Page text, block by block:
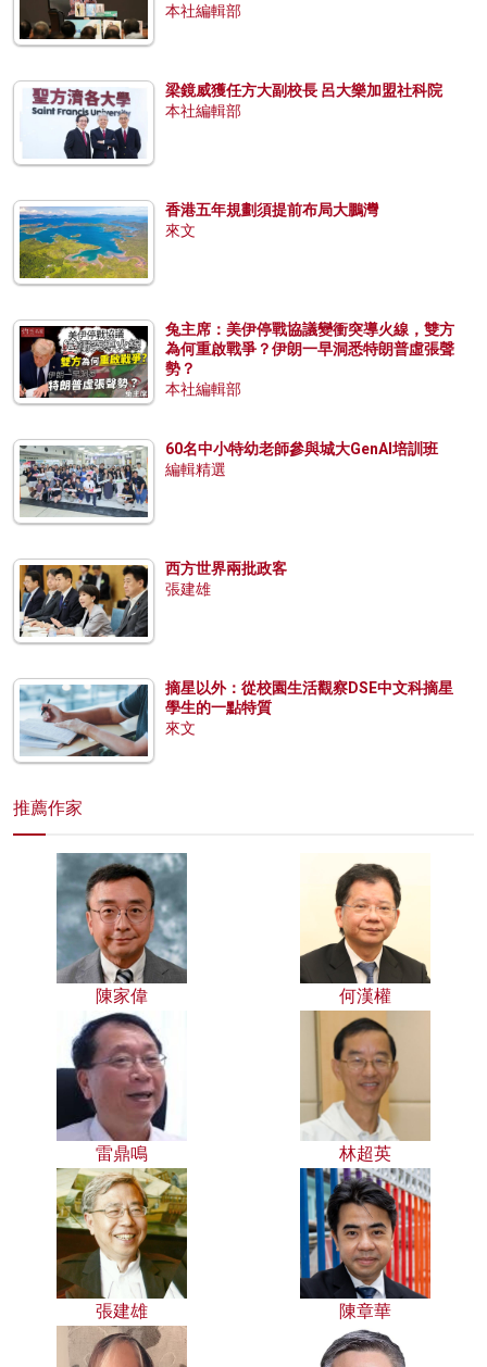
本社編輯部
梁鏡威獲任方大副校長 呂大樂加盟社科院
本社編輯部
香港五年規劃須提前布局大鵬灣
來文
兔主席：美伊停戰協議變衝突導火線，雙方
為何重啟戰爭？伊朗一早洞悉特朗普虛張聲
勢？
本社編輯部
60名中小特幼老師參與城大GenAI培訓班
編輯精選
西方世界兩批政客
張建雄
摘星以外：從校園生活觀察DSE中文科摘星
學生的一點特質
來文
推薦作家
陳家偉 何漢權
雷鼎鳴 林超英
張建雄 陳章華